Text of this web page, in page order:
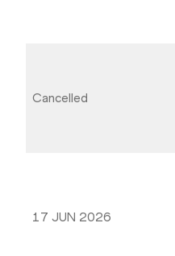
Cancelled
17 JUN 2026